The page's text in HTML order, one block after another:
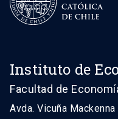
Instituto de
Facultad de
Avda. Vicuña